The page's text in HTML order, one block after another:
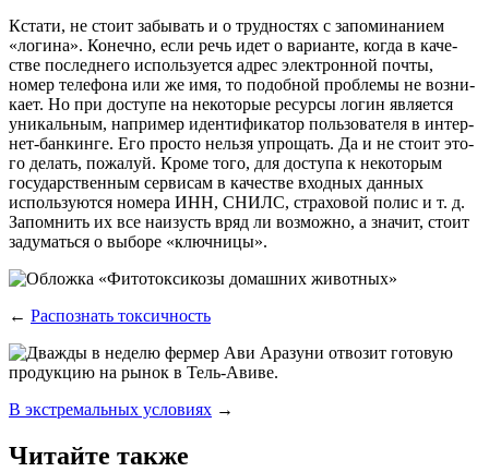
Кста­ти, не сто­ит забы­вать и о труд­но­стях с запо­ми­на­ни­ем
«логи­на». Конеч­но, если речь идет о вари­ан­те, когда в каче­
стве послед­не­го исполь­зу­ет­ся адрес элек­трон­ной почты,
номер теле­фо­на или же имя, то подоб­ной про­бле­мы не воз­ни­
ка­ет. Но при досту­пе на неко­то­рые ресур­сы логин явля­ет­ся
уни­каль­ным, напри­мер иден­ти­фи­ка­тор поль­зо­ва­те­ля в интер­
нет-бан­кин­ге. Его про­сто нель­зя упро­щать. Да и не сто­ит это­
го делать, пожа­луй. Кро­ме того, для досту­па к неко­то­рым
госу­дар­ствен­ным сер­ви­сам в каче­стве вход­ных дан­ных
исполь­зу­ют­ся номе­ра ИНН, СНИЛС, стра­хо­вой полис и т. д.
Запом­нить их все наизусть вряд ли воз­мож­но, а зна­чит, сто­ит
заду­мать­ся о выбо­ре «ключ­ни­цы».
← Распознать токсичность
В экстремальных условиях →
Читайте также